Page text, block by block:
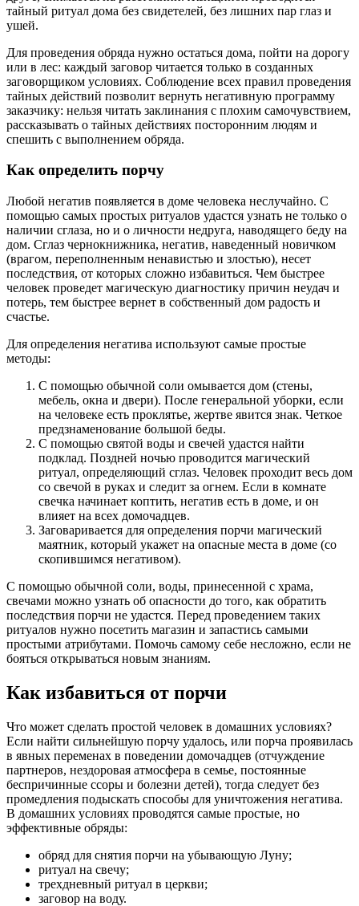
тайный ритуал дома без свидетелей, без лишних пар глаз и
ушей.
Для проведения обряда нужно остаться дома, пойти на дорогу
или в лес: каждый заговор читается только в созданных
заговорщиком условиях. Соблюдение всех правил проведения
тайных действий позволит вернуть негативную программу
заказчику: нельзя читать заклинания с плохим самочувствием,
рассказывать о тайных действиях посторонним людям и
спешить с выполнением обряда.
Как определить порчу
Любой негатив появляется в доме человека неслучайно. С
помощью самых простых ритуалов удастся узнать не только о
наличии сглаза, но и о личности недруга, наводящего беду на
дом. Сглаз чернокнижника, негатив, наведенный новичком
(врагом, переполненным ненавистью и злостью), несет
последствия, от которых сложно избавиться. Чем быстрее
человек проведет магическую диагностику причин неудач и
потерь, тем быстрее вернет в собственный дом радость и
счастье.
Для определения негатива используют самые простые
методы:
С помощью обычной соли омывается дом (стены,
мебель, окна и двери). После генеральной уборки, если
на человеке есть проклятье, жертве явится знак. Четкое
предзнаменование большой беды.
С помощью святой воды и свечей удастся найти
подклад. Поздней ночью проводится магический
ритуал, определяющий сглаз. Человек проходит весь дом
со свечой в руках и следит за огнем. Если в комнате
свечка начинает коптить, негатив есть в доме, и он
влияет на всех домочадцев.
Заговаривается для определения порчи магический
маятник, который укажет на опасные места в доме (со
скопившимся негативом).
С помощью обычной соли, воды, принесенной с храма,
свечами можно узнать об опасности до того, как обратить
последствия порчи не удастся. Перед проведением таких
ритуалов нужно посетить магазин и запастись самыми
простыми атрибутами. Помочь самому себе несложно, если не
бояться открываться новым знаниям.
Как избавиться от порчи
Что может сделать простой человек в домашних условиях?
Если найти сильнейшую порчу удалось, или порча проявилась
в явных переменах в поведении домочадцев (отчуждение
партнеров, нездоровая атмосфера в семье, постоянные
беспричинные ссоры и болезни детей), тогда следует без
промедления подыскать способы для уничтожения негатива.
В домашних условиях проводятся самые простые, но
эффективные обряды:
обряд для снятия порчи на убывающую Луну;
ритуал на свечу;
трехдневный ритуал в церкви;
заговор на воду.